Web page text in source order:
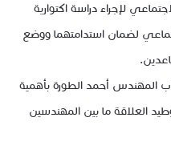
لإجراء دراسة اكتوارية
لضمان استدامتهما ووضع
المهندس أحمد الطورة بأهمية
العلاقة ما بين المهندسين